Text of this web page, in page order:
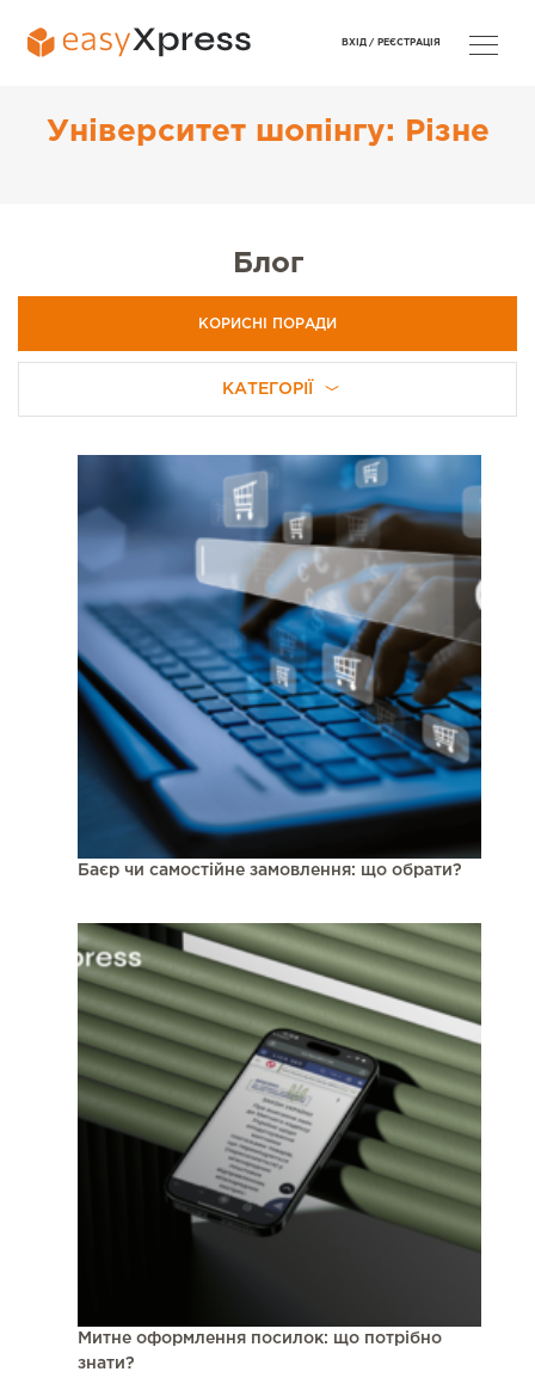
Університет шопінгу: Різне
Блог
КОРИСНІ ПОРАДИ
КАТЕГОРІЇ
Баєр чи самостійне замовлення: що обрати?
Митне оформлення посилок: що потрібно
знати?
ВХІД / РЕЄСТРАЦІЯ